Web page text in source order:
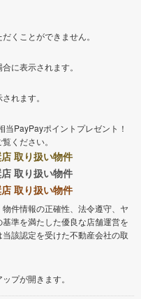
くことができません。
に表示されます。
れます。
当PayPayポイントプレゼント！
ください。
取り扱い物件
取り扱い物件
取り扱い物件
件情報の正確性、法令遵守、ヤ
準を満たした優良な店舗運営を
該認定を受けた不動産会社の取
プが開きます。